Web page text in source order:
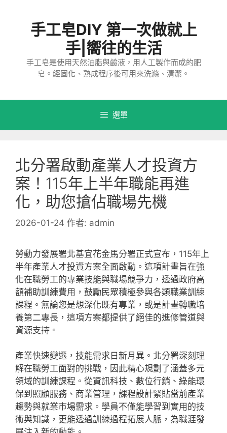
手工皂DIY 第一次做就上
手|嚮往的生活
手工皂是使用天然油脂與鹼液，用人工製作而成的肥
皂。經固化、熟成程序後可用來洗滌、清潔。
選單
北分署啟動產業人才投資方
案！115年上半年職能再進
化，助您搶佔職場先機
2026-01-24 作者: admin
勞動力發展署北基宜花金馬分署正式宣布，115年上
半年產業人才投資方案全面啟動。這項計畫旨在強
化在職勞工的專業技能與職場競爭力，透過政府高
額補助訓練費用，鼓勵民眾積極參與各類職業訓練
課程。無論您是想深化既有專業，或是計畫轉職培
養第二專長，這項方案都提供了絕佳的進修管道與
資源支持。
產業快速變遷，技能需求日新月異。北分署深刻理
解在職勞工面對的挑戰，因此精心規劃了涵蓋多元
領域的訓練課程。從資訊科技、數位行銷、綠能環
保到照顧服務、商業管理，課程設計緊貼當前產業
趨勢與就業市場需求。學員不僅能學習到實用的技
術與知識，更能透過訓練過程拓展人脈，為職涯發